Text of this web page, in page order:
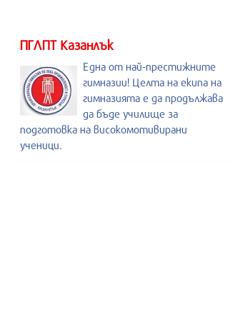
ПГЛПТ Казанлък
Една от най-престижните
гимназии! Целта на екипа на
гимназията е да продължава
да бъде училище за
подготовка на високомотивирани
ученици.